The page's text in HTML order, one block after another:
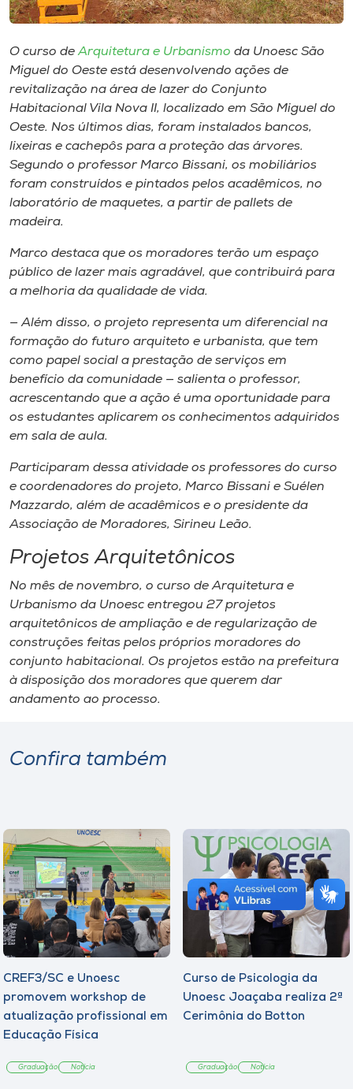
Unoesc
Store
Selecione
O curso deArquitetura e Urbanismo da Unoesc São
Miguel do Oeste está desenvolvendo ações de
revitalização na área de lazer do Conjunto
Habitacional Vila Nova II, localizado em São Miguel do
Oeste. Nos últimos dias, foram instalados bancos,
lixeiras e cachepôs para a proteção das árvores.
Segundo o professor Marco Bissani, os mobiliários
foram construídos e pintados pelos acadêmicos, no
laboratório de maquetes, a partir de pallets de
madeira.
Marco destaca que os moradores terão um espaço
público de lazer mais agradável, que contribuirá para
a melhoria da qualidade de vida.
— Além disso, o projeto representa um diferencial na
formação do futuro arquiteto e urbanista, que tem
como papel social a prestação de serviços em
benefício da comunidade — salienta o professor,
acrescentando que a ação é uma oportunidade para
os estudantes aplicarem os conhecimentos adquiridos
em sala de aula.
Participaram dessa atividade os professores do curso
e coordenadores do projeto, Marco Bissani e Suélen
Mazzardo, além de acadêmicos e o presidente da
Associação de Moradores, Sirineu Leão.
Projetos Arquitetônicos
No mês de novembro, o curso de Arquitetura e
Urbanismo da Unoesc entregou 27 projetos
arquitetônicos de ampliação e de regularização de
construções feitas pelos próprios moradores do
conjunto habitacional. Os projetos estão na prefeitura
à disposição dos moradores que querem dar
andamento ao processo.
Confira também
CREF3/SC e Unoesc
promovem workshop de
atualização profissional em
Educação Física
Graduação Notícia
Curso de Psicologia da
Unoesc Joaçaba realiza 2ª
Cerimônia do Botton
Graduação Notícia